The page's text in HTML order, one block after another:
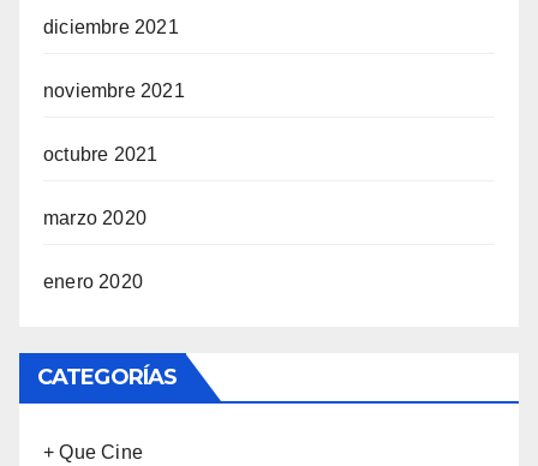
diciembre 2021
noviembre 2021
octubre 2021
marzo 2020
enero 2020
CATEGORÍAS
+ Que Cine